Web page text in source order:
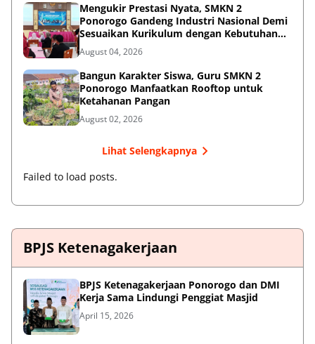
Mengukir Prestasi Nyata, SMKN 2
Ponorogo Gandeng Industri Nasional Demi
Sesuaikan Kurikulum dengan Kebutuhan
Dunia Kerja
August 04, 2026
Bangun Karakter Siswa, Guru SMKN 2
Ponorogo Manfaatkan Rooftop untuk
Ketahanan Pangan
August 02, 2026
Lihat Selengkapnya
Failed to load posts.
BPJS Ketenagakerjaan
BPJS Ketenagakerjaan Ponorogo dan DMI
Kerja Sama Lindungi Penggiat Masjid
April 15, 2026